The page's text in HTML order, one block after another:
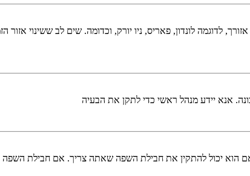
לונדון, פאריס, ניו יורק, וכדומה. שים לב ששינוי אזור
אנא יידע מנהל ראשי כדי לתקן את הבעיה
יכול להתקין את חבילת השפה שאתה צריך. אם חבילת השפה